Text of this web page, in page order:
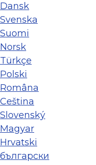
Dansk
Svenska
Suomi
Norsk
Türkçe
Polski
Româna
Ceština
Slovenský
Magyar
Hrvatski
български